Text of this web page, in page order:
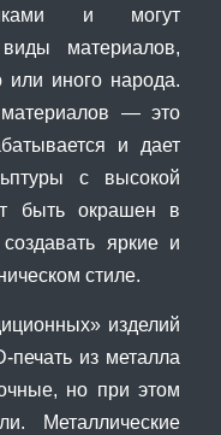
и могут
материалов,
или иного народа.
— это
и дает
с высокой
быть окрашен в
яркие и
стиле.
изделий
печать из металла
но при этом
Металлические